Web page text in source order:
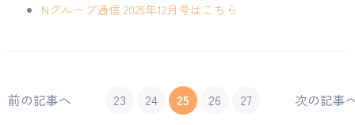
Nグループ通信 2025年12月号はこちら
前の記事へ 23 24 25 26 27 次の記事